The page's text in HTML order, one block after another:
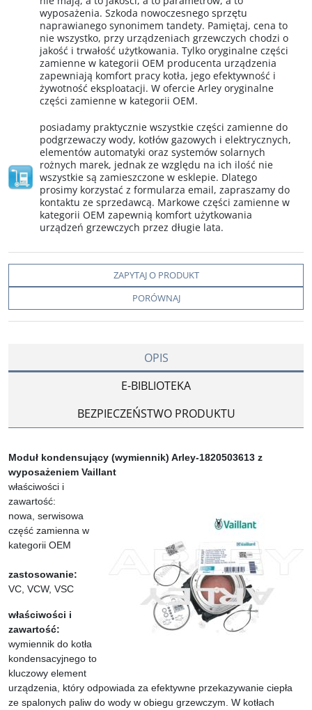
wyposażenia. Szkoda nowoczesnego sprzętu
naprawianego synonimem tandety. Pamiętaj, cena to
nie wszystko, przy urządzeniach grzewczych chodzi o
jakość i trwałość użytkowania. Tylko oryginalne części
zamienne w kategorii OEM producenta urządzenia
zapewniają komfort pracy kotła, jego efektywność i
żywotność eksploatacji. W ofercie Arley oryginalne
części zamienne w kategorii OEM.
posiadamy praktycznie wszystkie części zamienne do
podgrzewaczy wody, kotłów gazowych i elektrycznych,
elementów automatyki oraz systemów solarnych
rożnych marek, jednak ze względu na ich ilość nie
wszystkie są zamieszczone w esklepie. Dlatego
prosimy korzystać z formularza email, zapraszamy do
kontaktu ze sprzedawcą. Markowe części zamienne w
kategorii OEM zapewnią komfort użytkowania
urządzeń grzewczych przez długie lata.
ZAPYTAJ O PRODUKT
PORÓWNAJ
OPIS
E-BIBLIOTEKA
BEZPIECZEŃSTWO PRODUKTU
Moduł kondensujący (wymiennik) Arley-1820503613 z
wyposażeniem Vaillant
właściwości i
zawartość:
nowa, serwisowa
część zamienna w
kategorii OEM
zastosowanie:
VC, VCW, VSC
właściwości i
zawartość:
wymiennik do kotła
kondensacyjnego to
kluczowy element
urządzenia, który odpowiada za efektywne przekazywanie ciepła
ze spalonych paliw do wody w obiegu grzewczym. W kotłach